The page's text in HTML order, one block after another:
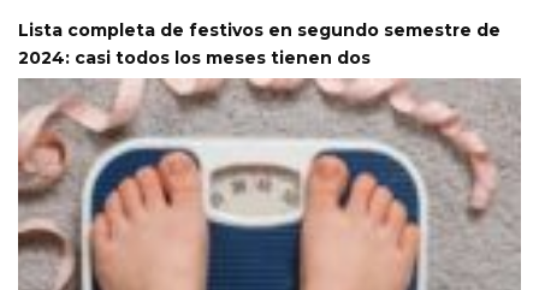
Lista completa de festivos en segundo semestre de
2024: casi todos los meses tienen dos